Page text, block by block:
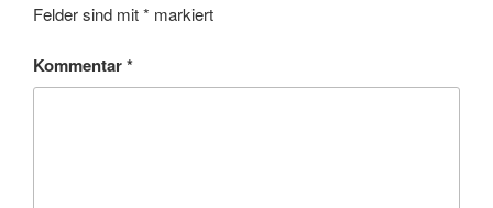
Felder sind mit* markiert
Kommentar*